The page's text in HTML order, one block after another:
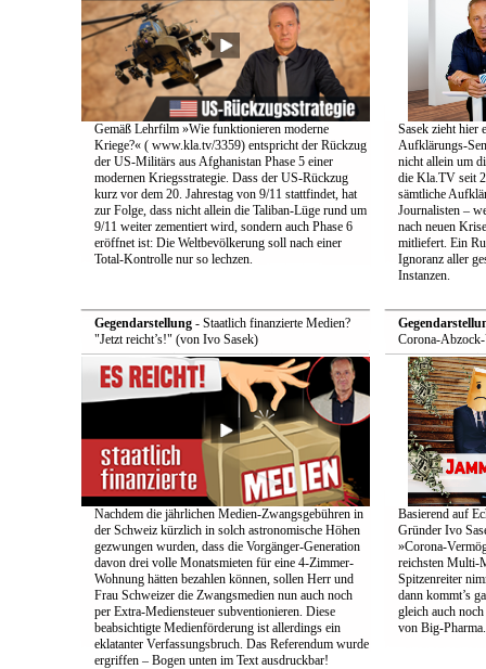
Gemäß Lehrfilm »Wie funktionieren moderne
Kriege?« ( www.kla.tv/3359) entspricht der Rückzug
der US-Militärs aus Afghanistan Phase 5 einer
modernen Kriegsstrategie. Dass der US-Rückzug
kurz vor dem 20. Jahrestag von 9/11 stattfindet, hat
zur Folge, dass nicht allein die Taliban-Lüge rund um
9/11 weiter zementiert wird, sondern auch Phase 6
eröffnet ist: Die Weltbevölkerung soll nach einer
Total-Kontrolle nur so lechzen.
Sasek zieht hier
Aufklärungs-
nicht allein um
die Kla.TV seit
sämtliche
Journalisten –
nach neuen
mitliefert. Ein
Ignoranz aller
Instanzen.
Gegendarstellung- Staatlich finanzierte Medien?
"Jetzt reicht’s!" (von Ivo Sasek)
Nachdem die jährlichen Medien-Zwangsgebühren in
der Schweiz kürzlich in solch astronomische Höhen
gezwungen wurden, dass die Vorgänger-Generation
davon drei volle Monatsmieten für eine 4-Zimmer-
Wohnung hätten bezahlen können, sollen Herr und
Frau Schweizer die Zwangsmedien nun auch noch
per Extra-Mediensteuer subventionieren. Diese
beabsichtigte Medienförderung ist allerdings ein
eklatanter Verfassungsbruch. Das Referendum wurde
ergriffen – Bogen unten im Text ausdruckbar!
Corona-
Basierend auf
Gründer Ivo
»Corona-
reichsten Multi-
Spitzenreiter
dann kommt’s
gleich auch
von Big-